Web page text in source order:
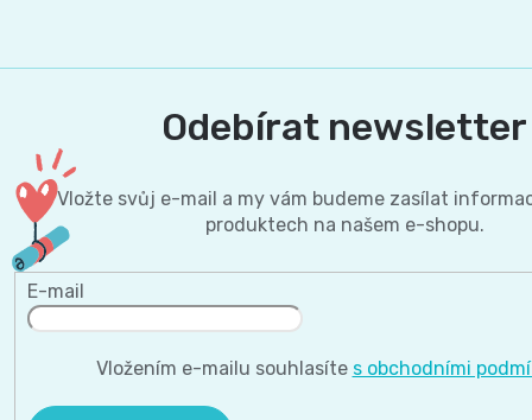
Odebírat newsletter
Vložte svůj e-mail a my vám budeme zasílat
produktech na našem e-shopu.
E-mail
Vložením e-mailu souhlasíte s obchodními